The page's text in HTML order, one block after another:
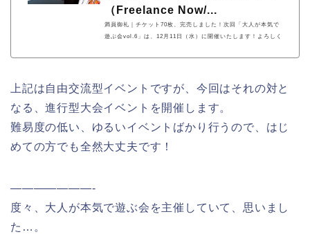
（Freelance Now/...
満員御礼｜チケット70枚、完売しました！次回「大人が本気で
遊ぶ会vol.6」は、12月11日（水）に開催いたします！よろしく
More than a ticket.
上記は自由交流型イベントですが、今回はそれの対と
なる、進行型大会イベントを開催します。
難易度の低い、ゆるいイベントばかり行うので、はじ
めての方でも全然大丈夫です！
———————-
度々、大人が本気で遊ぶ会を主催していて、思いまし
た…。